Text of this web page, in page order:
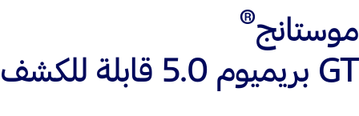
موستانج®
GT بريميوم 5.0 قابلة للكشف